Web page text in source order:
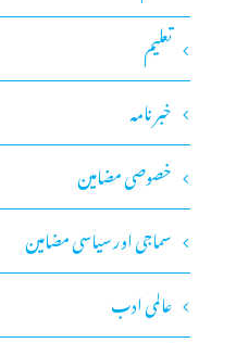
تعلیم
خبر نامہ
خصوصی مضامین
سماجی اور سیاسی مضامین
عالمی ادب